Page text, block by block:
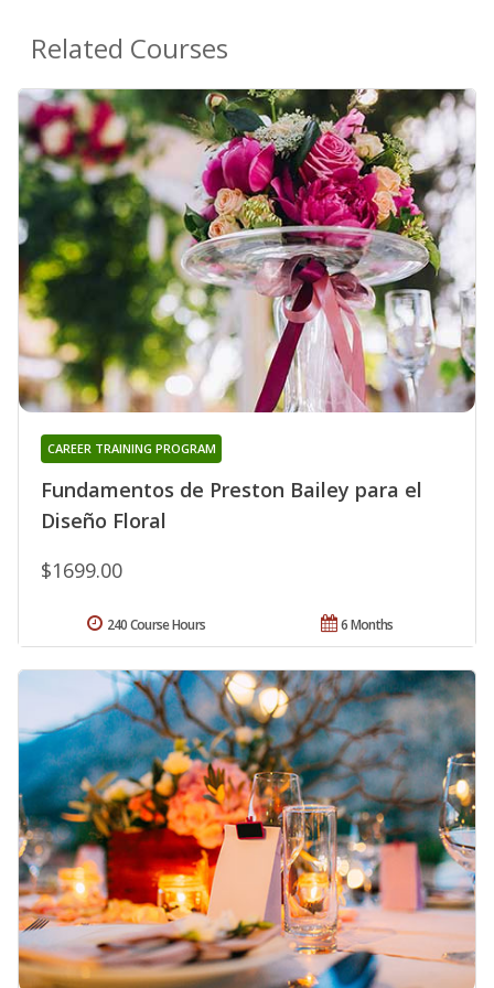
Related Courses
Fundamentos de Preston Bailey para el
Diseño Floral
CAREER TRAINING PROGRAM
$1699.00
6 Months
240 Course Hours